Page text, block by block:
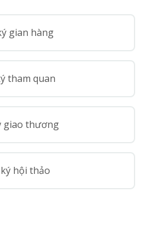
gian hàng
tham quan
giao thương
hội thảo